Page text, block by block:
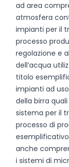
ad area
atmosfera
impianti per il
processo
regolazione e
dell’acqua
titolo
impianti ad
della birra
sistema per il
processo di
anche
i sistemi di